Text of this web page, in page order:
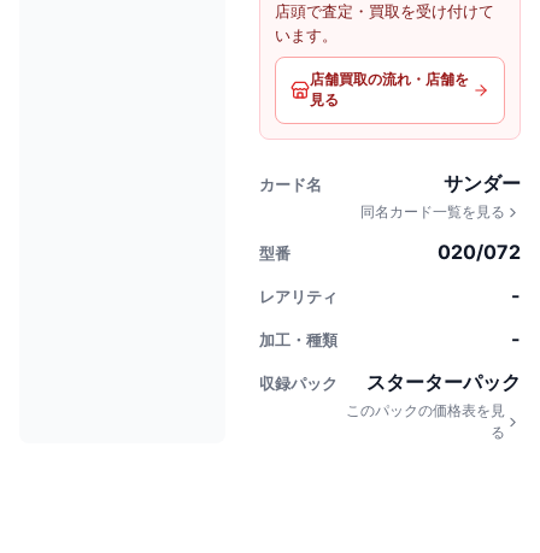
店頭で査定・買取を受け付けて
います。
店舗買取の流れ・店舗を
見る
カード名 サンダー
同名カード一覧を見る
型番 020/072
レアリティ -
加工・種類 -
収録パック スターターパック
このパックの価格表を見
る